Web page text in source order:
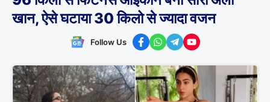
खान, ऐसे घटाया 30 किलो से ज्यादा वजन
Follow Us